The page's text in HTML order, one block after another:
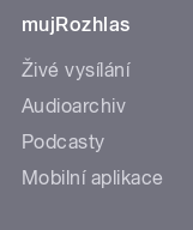
mujRozhlas
Živé vysílání
Audioarchiv
Podcasty
Mobilní aplikace